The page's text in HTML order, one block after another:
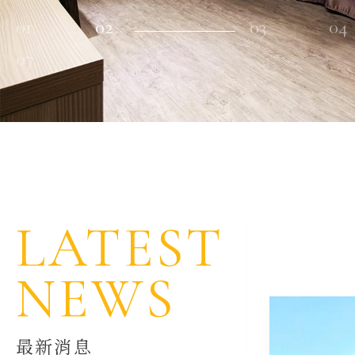
1 2 3
4
7
LATEST
NEWS
最新消息